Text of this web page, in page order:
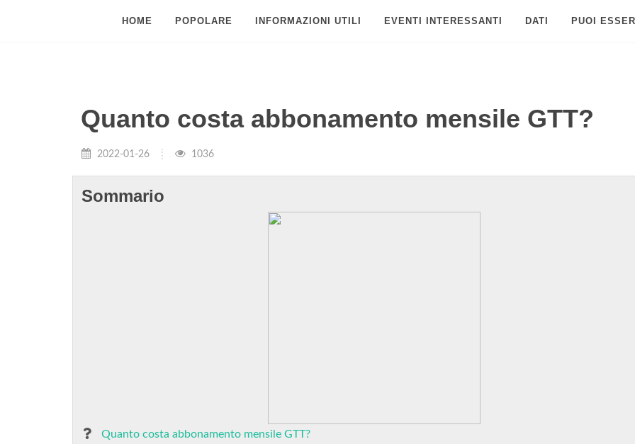
HOME POPOLARE INFORMAZIONI UTILI EVENTI INTERESSANTI DATI PUOI
Quanto costa abbonamento mensile GTT?
2022-01-26 1036
Sommario
Quanto costa abbonamento mensile GTT?